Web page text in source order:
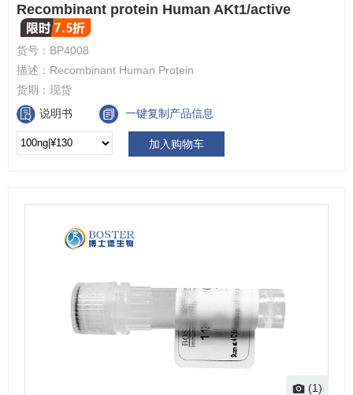
Recombinant protein Human AKt1/active
货号： BP4008
描述： Recombinant Human Protein
货期： 现货
说明书
一键复制产品信息
加入购物车
(1)